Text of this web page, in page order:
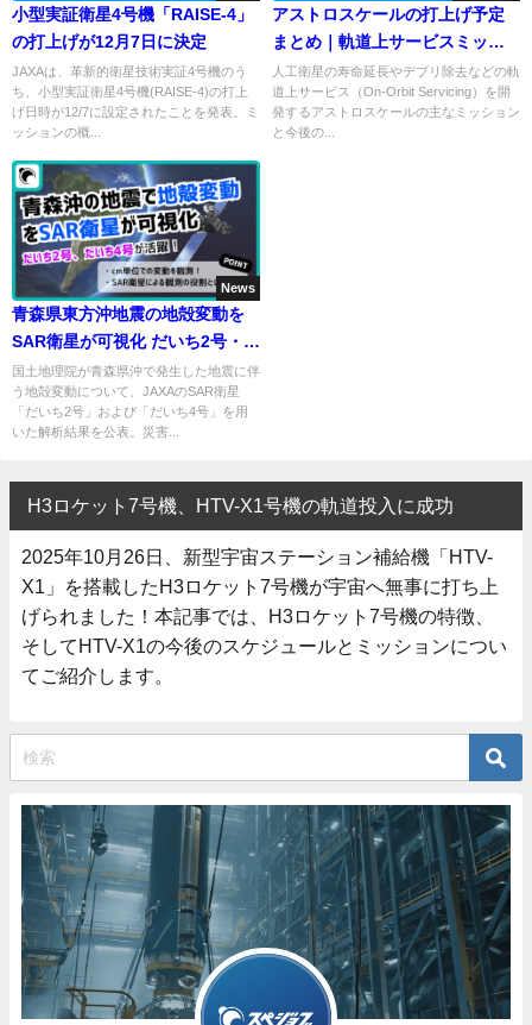
小型実証衛星4号機「RAISE-4」
の打上げが12月7日に決定
JAXAは、革新的衛星技術実証4号機のう
ち、小型実証衛星4号機(RAISE-4)の打上
げ日時が12/7に設定されたことを発表。ミ
ッションの概...
アストロスケールの打上げ予定
まとめ｜軌道上サービスミッシ
ョン一覧
人工衛星の寿命延長やデブリ除去などの軌
道上サービス（On-Orbit Servicing）を開
発するアストロスケールの主なミッション
と今後の...
News
青森県東方沖地震の地殻変動を
SAR衛星が可視化 だいち2号・4
号の成果
国土地理院が青森県沖で発生した地震に伴
う地殻変動について、JAXAのSAR衛星
「だいち2号」および「だいち4号」を用
いた解析結果を公表。災害...
H3ロケット7号機、HTV-X1号機の軌道投入に成功
2025年10月26日、新型宇宙ステーション補給機「HTV-
X1」を搭載したH3ロケット7号機が宇宙へ無事に打ち上
げられました！本記事では、H3ロケット7号機の特徴、
そしてHTV-X1の今後のスケジュールとミッションについ
てご紹介します。